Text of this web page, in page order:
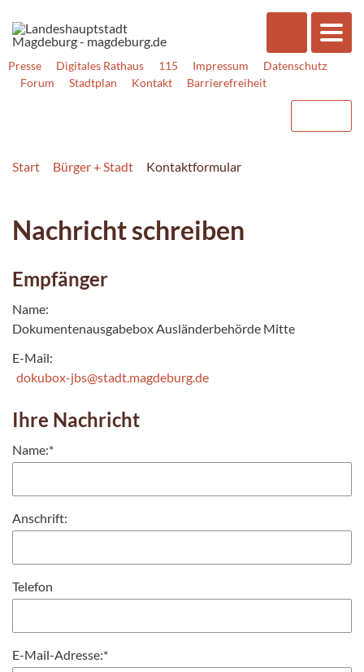
Presse Digitales Rathaus 115 Impressum
Datenschutz
Forum
Stadtplan Kontakt Barrierefreiheit
Start Bürger + Stadt Kontaktformular
Nachricht schreiben
Empfänger
Name:
Dokumentenausgabebox Ausländerbehörde Mitte
E-Mail:
dokubox-jbs@stadt.magdeburg.de
Ihre Nachricht
Name:*
Anschrift:
Telefon
E-Mail-Adresse:*